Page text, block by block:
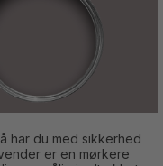
har du med sikkerhed
er en mørkere